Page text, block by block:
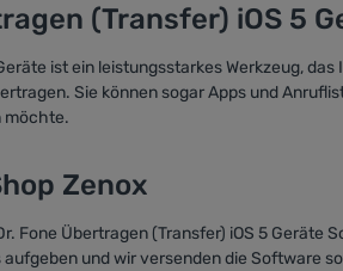
(Transfer) iOS 5
ist ein leistungsstarkes Werkzeug,
Sie können sogar Apps und
möchte.
Zenox
Fone Übertragen (Transfer) iOS 5 Geräte
und wir versenden die Software